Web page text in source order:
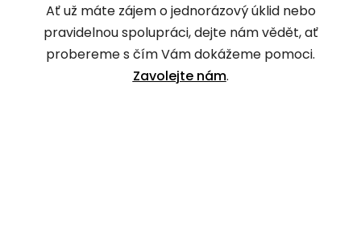
Ať už máte zájem o jednorázový úklid nebo
pravidelnou spolupráci, dejte nám vědět, ať
probereme s čím Vám dokážeme pomoci.
Zavolejte nám.